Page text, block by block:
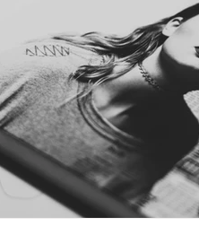
Novedades Podcast